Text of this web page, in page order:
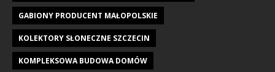
GABIONY PRODUCENT MAŁOPOLSKIE
KOLEKTORY SŁONECZNE SZCZECIN
KOMPLEKSOWA BUDOWA DOMÓW